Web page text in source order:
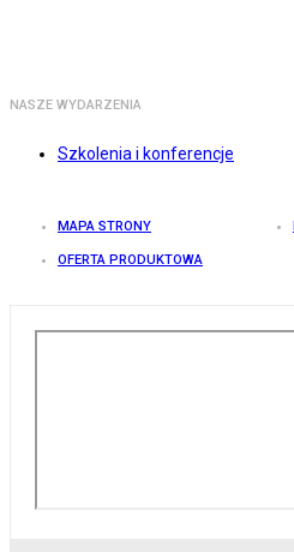
NASZE WYDARZENIA
Szkolenia i konferencje
MAPA STRONY
OFERTA PRODUKTOWA